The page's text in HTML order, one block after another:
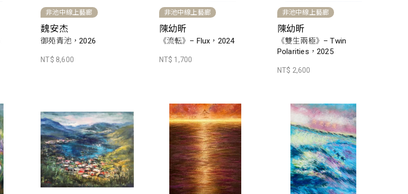
非池中線上藝廊
魏安杰
御苑青池，2026
NT$ 8,600
非池中線上藝廊
陳幼昕
《流転》– Flux，2024
NT$ 1,700
非池中線上藝廊
陳幼昕
《雙生兩極》– Twin
Polarities，2025
NT$ 2,600